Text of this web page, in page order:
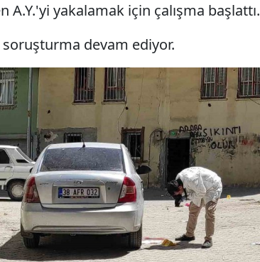
A.Y.'yi yakalamak için çalışma başlattı.
devam ediyor.